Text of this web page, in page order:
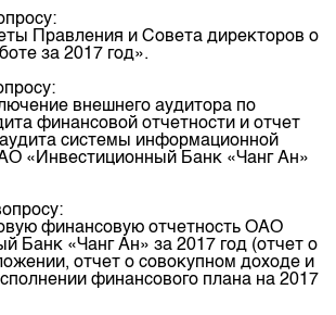
документы
KG
информации
ЦБ
драг. металлам
по ГЦБ
ГЦБ
по депозитам
год
Правления и Совета директоров о
за 2017 год».
внешнего аудитора по
финансовой отчетности и отчет
системы информационной
«Инвестиционный Банк «Чанг Ан»
финансовую отчетность ОАО
Банк «Чанг Ан» за 2017 год (отчет о
отчет о совокупном доходе и
финансового плана на 2017